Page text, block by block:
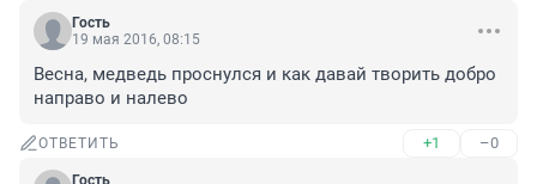
Гость
19 мая 2016, 08:15
Весна, медведь проснулся и как давай творить добро
направо и налево
ОТВЕТИТЬ +1 –0
Гость